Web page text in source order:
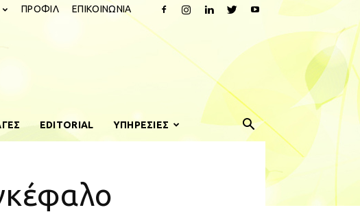
ΠΡΟΦΙΛ ΕΠΙΚΟΙΝΩΝΙΑ
EDITORIAL ΥΠΗΡΕΣΙΕΣ